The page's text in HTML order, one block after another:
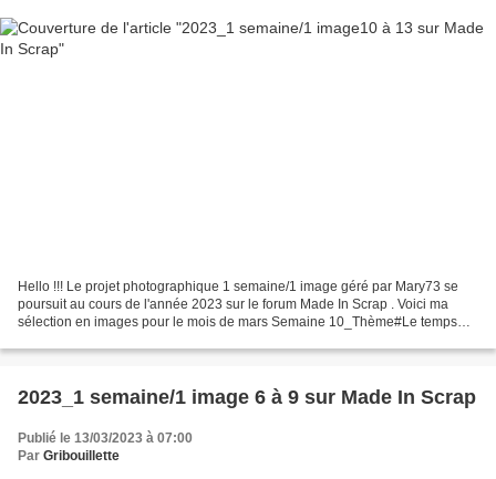
Hello !!! Le projet photographique 1 semaine/1 image géré par Mary73 se
poursuit au cours de l'année 2023 sur le forum Made In Scrap . Voici ma
sélection en images pour le mois de mars Semaine 10_Thème#Le temps
2023_1 semaine/1 image 6 à 9 sur Made In Scrap
Publié le 13/03/2023 à 07:00
Par Gribouillette